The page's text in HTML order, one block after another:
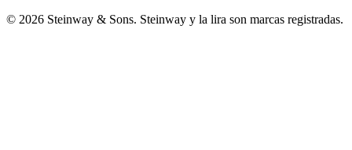
© 2026 Steinway & Sons. Steinway y la lira son marcas registradas.